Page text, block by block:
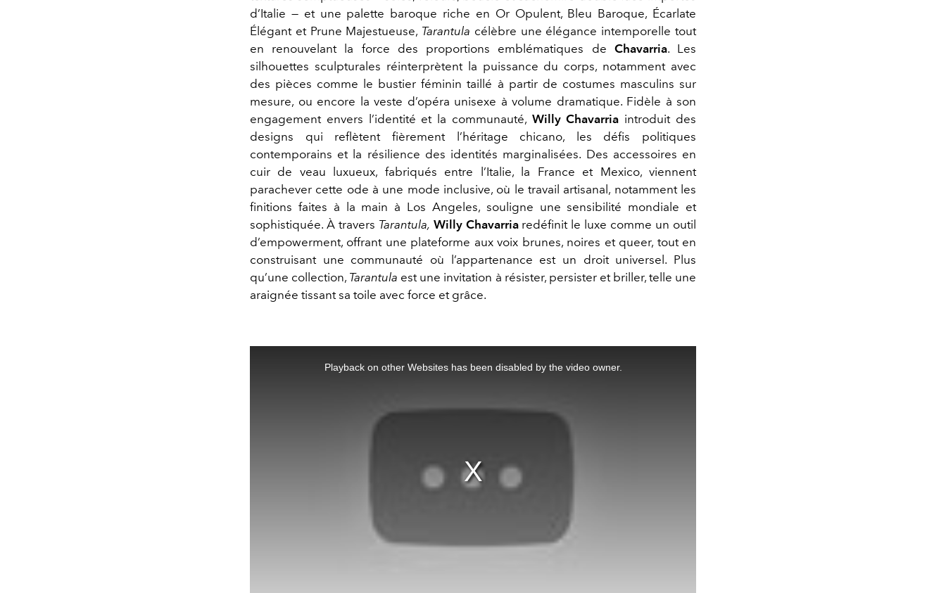
d’Italie — et une palette baroque riche en Or Opulent, Bleu Baroque, Écarlate
Élégant et Prune Majestueuse, Tarantula célèbre une élégance intemporelle tout
en renouvelant la force des proportions emblématiques de Chavarria. Les
silhouettes sculpturales réinterprètent la puissance du corps, notamment avec
des pièces comme le bustier féminin taillé à partir de costumes masculins sur
mesure, ou encore la veste d’opéra unisexe à volume dramatique. Fidèle à son
engagement envers l’identité et la communauté, Willy Chavarria introduit des
designs qui reflètent fièrement l’héritage chicano, les défis politiques
contemporains et la résilience des identités marginalisées. Des accessoires en
cuir de veau luxueux, fabriqués entre l’Italie, la France et Mexico, viennent
parachever cette ode à une mode inclusive, où le travail artisanal, notamment les
finitions faites à la main à Los Angeles, souligne une sensibilité mondiale et
sophistiquée. À travers Tarantula, Willy Chavarria redéfinit le luxe comme un outil
d’empowerment, offrant une plateforme aux voix brunes, noires et queer, tout en
construisant une communauté où l’appartenance est un droit universel. Plus
qu’une collection, Tarantula est une invitation à résister, persister et briller, telle une
araignée tissant sa toile avec force et grâce.
Playback on other Websites has been disabled by the video owner.